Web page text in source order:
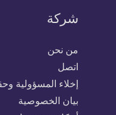
شركة
من نحن
اتصل
إخلاء المسؤولية
بيان الخصوصية